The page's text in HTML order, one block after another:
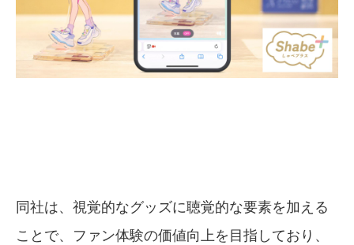
同社は、視覚的なグッズに聴覚的な要素を加える
ことで、ファン体験の価値向上を目指しており、